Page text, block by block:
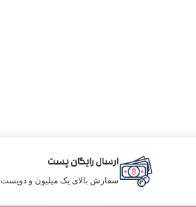
ارسال رایگان پست
سفارش بالای یک میلیون و دویست